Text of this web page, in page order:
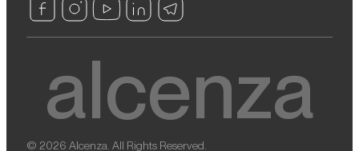
© 2026 Alcenza. All Rights Reserved.